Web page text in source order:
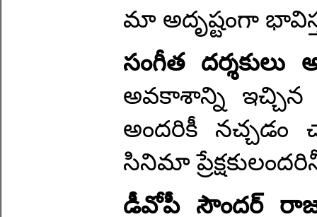
మా అదృష్టంగా
సంగీత దర్శకులు
అవకాశాన్ని
అందరికీ
సినిమా
డీవోపీ సౌందర్